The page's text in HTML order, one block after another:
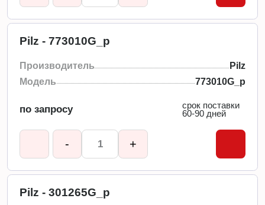
Pilz - 773010G_p
Производитель
Pilz
Модель
773010G_p
по запросу
срок поставки
60-90 дней
- +
Pilz - 301265G_p